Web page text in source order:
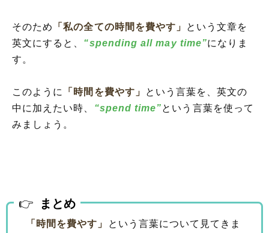
そのため 「私の全ての時間を費やす」
という文章を
英文にすると、 “spending all may time”になりま
す。
このように 「時間を費やす」
という言葉を、英文の
中に加えたい時、 “spend time”という言葉を使って
みましょう。
まとめ
「時間を費やす」 という言葉について見てきま